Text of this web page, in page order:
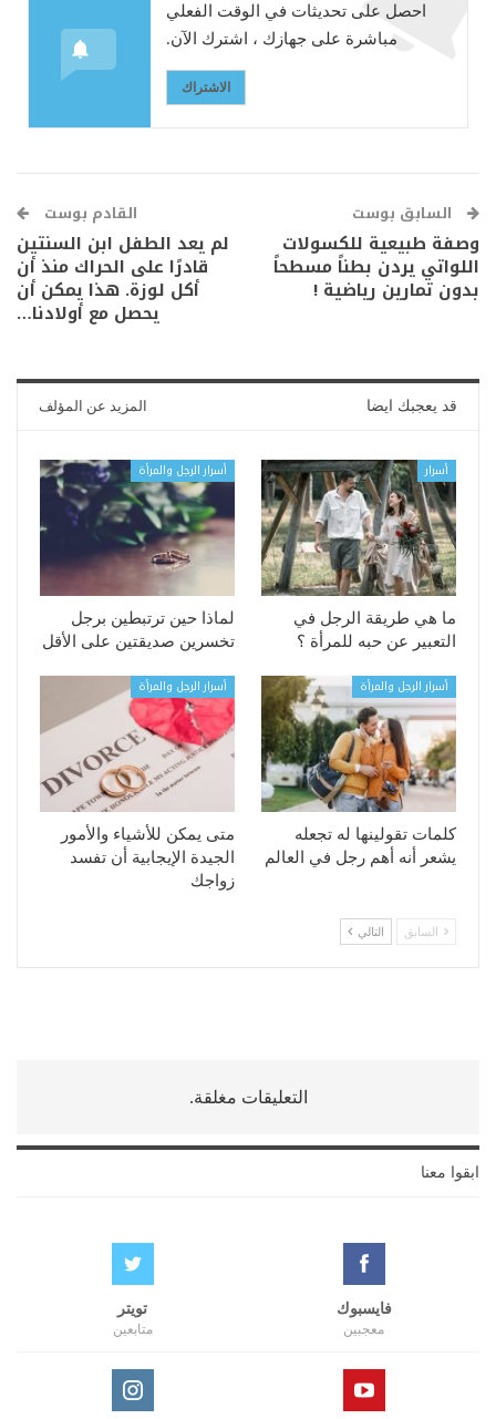
احصل على تحديثات في الوقت الفعلي
مباشرة على جهازك ، اشترك الآن.
الاشتراك
السابق بوست
وصفة طبيعية للكسولات
اللواتي يردن بطناً مسطحاً
بدون تمارين رياضية !
القادم بوست
لم يعد الطفل ابن السنتين
قادرًا على الحراك منذ أن
أكل لوزة. هذا يمكن أن
يحصل مع أولادنا…
قد يعجبك ايضا المزيد عن المؤلف
أسرار
ما هي طريقة الرجل في
التعبير عن حبه للمرأة ؟
أسرار الرجل والمرأة
لماذا حين ترتبطين برجل
تخسرين صديقتين على الأقل
أسرار الرجل والمرأة
كلمات تقولينها له تجعله
يشعر أنه أهم رجل في العالم
أسرار الرجل والمرأة
متى يمكن للأشياء والأمور
الجيدة الإيجابية أن تفسد
زواجك
السابق التالي
التعليقات مغلقة.
ابقوا معنا
فايسبوك
معجبين
تويتر
متابعين